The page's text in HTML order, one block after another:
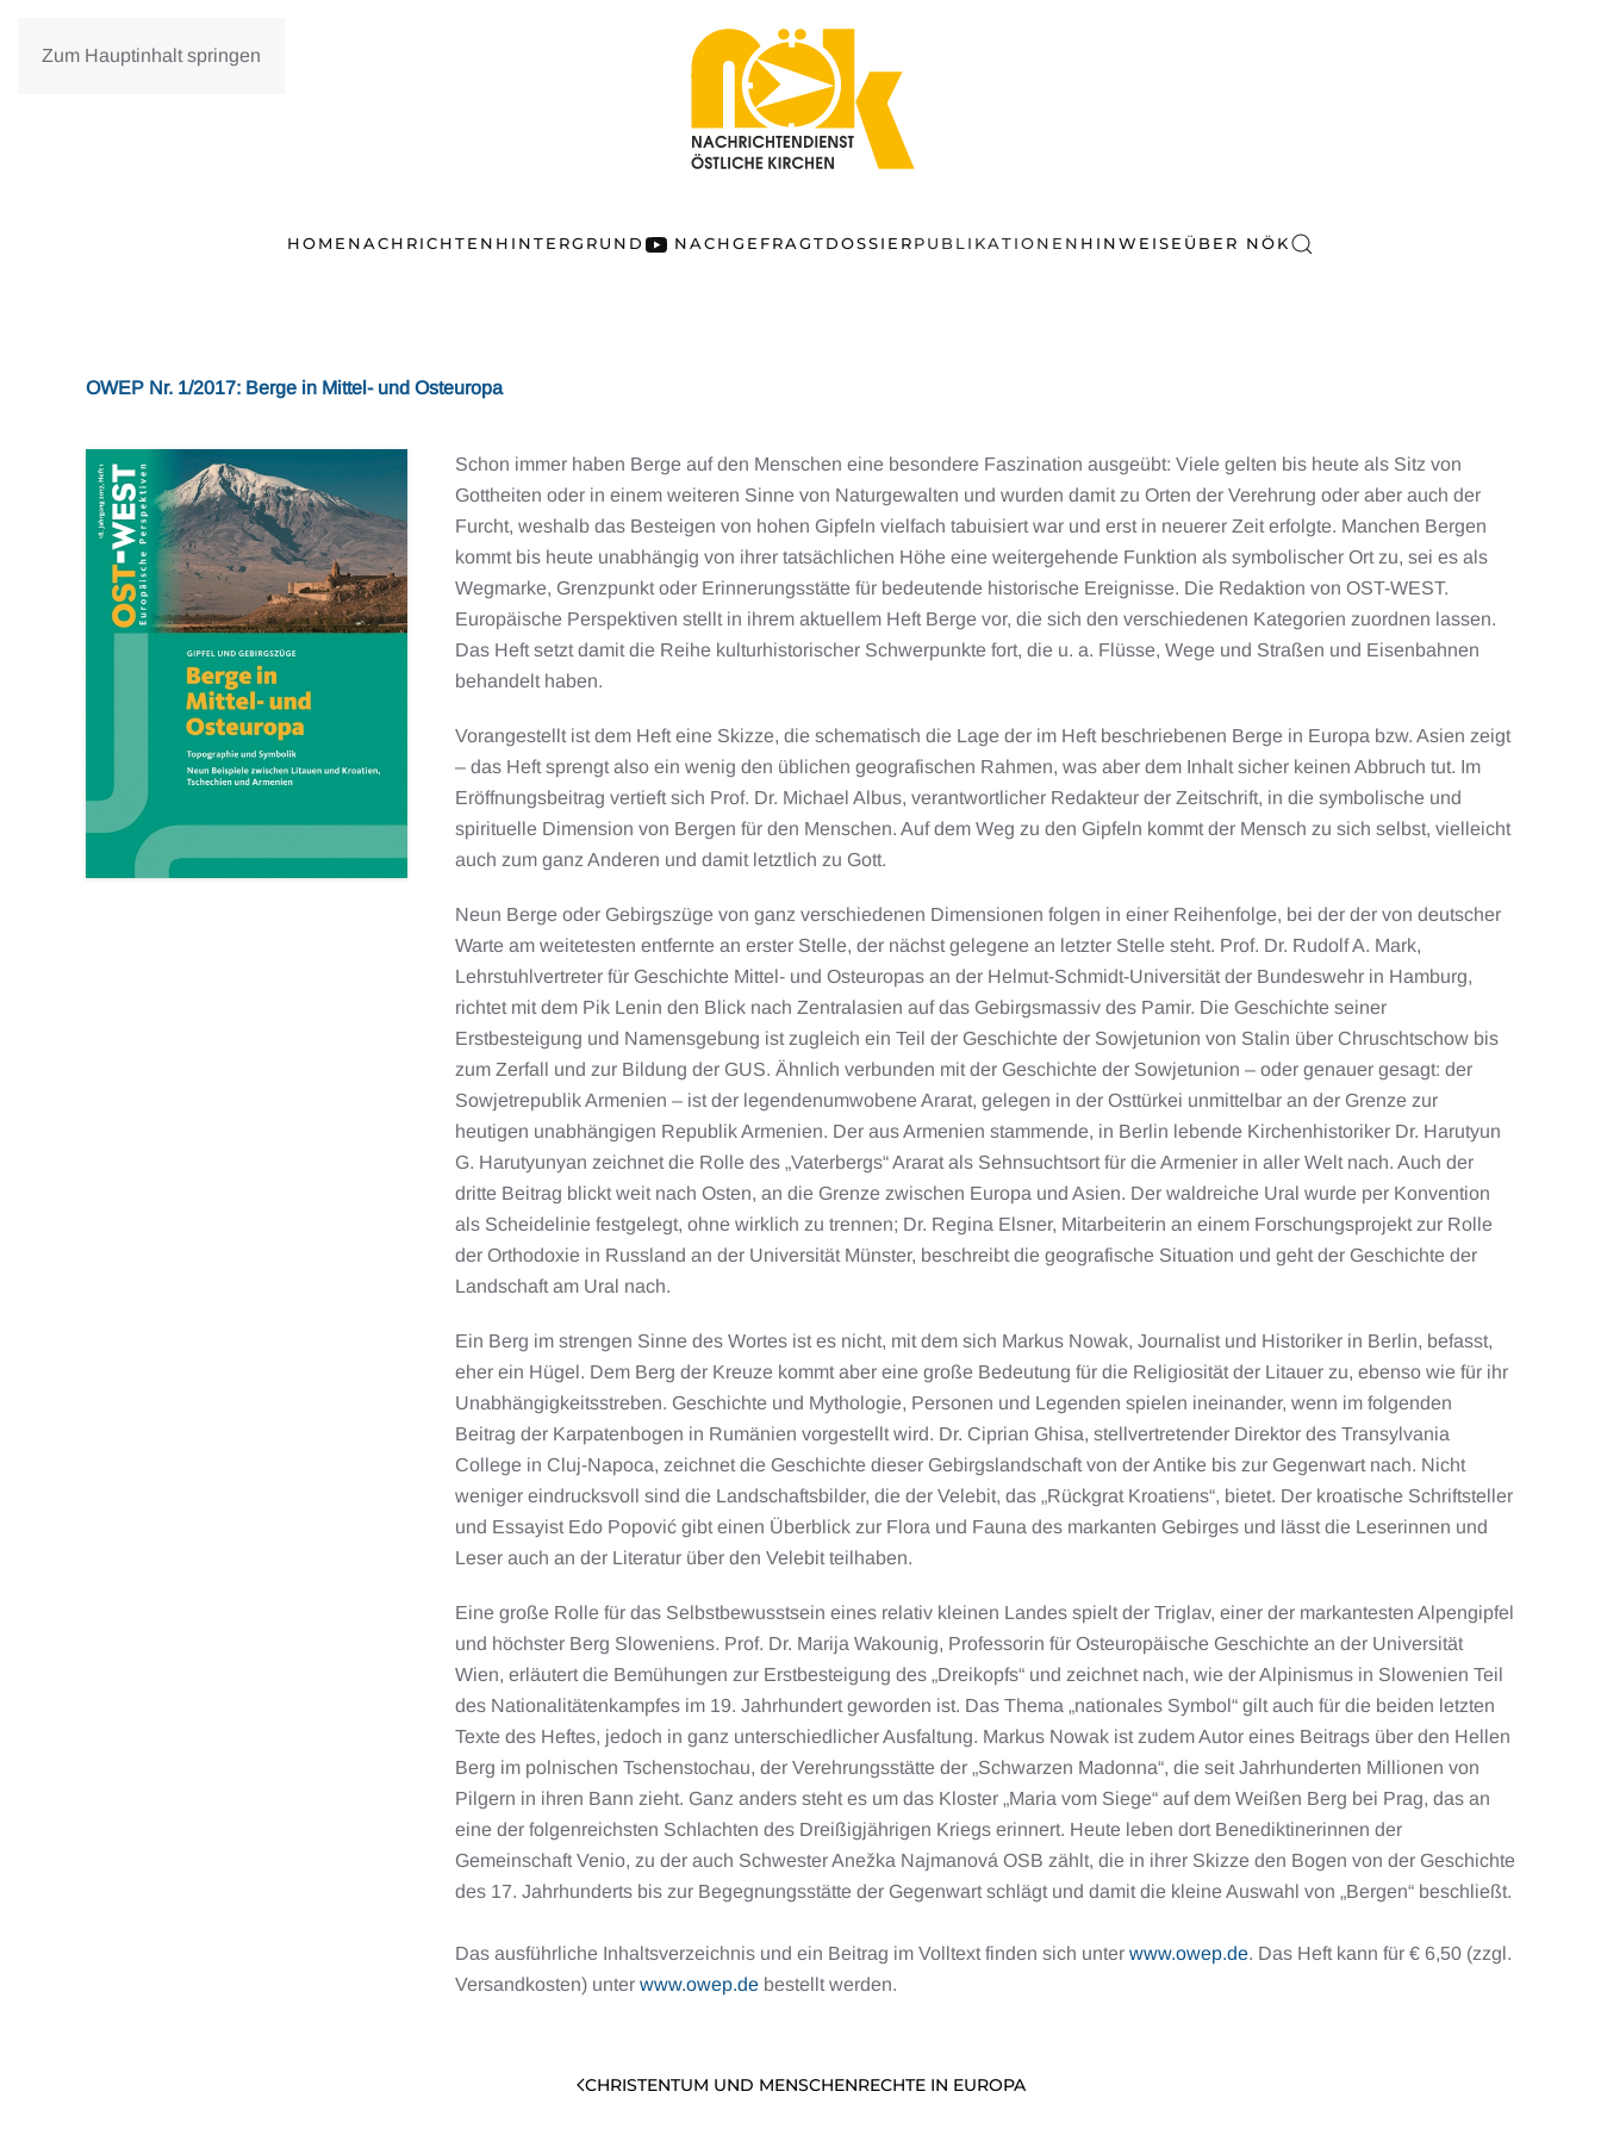
Zum Hauptinhalt springen
HOME NACHRICHTEN HINTERGRUND NACHGEFRAGTDOSSIERPUBLIKATIONEN HINWEISE ÜBER NÖK
OWEP Nr. 1/2017: Berge in Mittel- und Osteuropa
Schon immer haben Berge auf den Menschen eine besondere Faszination ausgeübt: Viele gelten bis heute als Sitz von
Gottheiten oder in einem weiteren Sinne von Naturgewalten und wurden damit zu Orten der Verehrung oder aber auch der
Furcht, weshalb das Besteigen von hohen Gipfeln vielfach tabuisiert war und erst in neuerer Zeit erfolgte. Manchen Bergen
kommt bis heute unabhängig von ihrer tatsächlichen Höhe eine weitergehende Funktion als symbolischer Ort zu, sei es als
Wegmarke, Grenzpunkt oder Erinnerungsstätte für bedeutende historische Ereignisse. Die Redaktion von OST-WEST.
Europäische Perspektiven stellt in ihrem aktuellem Heft Berge vor, die sich den verschiedenen Kategorien zuordnen lassen.
Das Heft setzt damit die Reihe kulturhistorischer Schwerpunkte fort, die u. a. Flüsse, Wege und Straßen und Eisenbahnen
behandelt haben.
Vorangestellt ist dem Heft eine Skizze, die schematisch die Lage der im Heft beschriebenen Berge in Europa bzw. Asien zeigt
– das Heft sprengt also ein wenig den üblichen geografischen Rahmen, was aber dem Inhalt sicher keinen Abbruch tut. Im
Eröffnungsbeitrag vertieft sich Prof. Dr. Michael Albus, verantwortlicher Redakteur der Zeitschrift, in die symbolische und
spirituelle Dimension von Bergen für den Menschen. Auf dem Weg zu den Gipfeln kommt der Mensch zu sich selbst, vielleicht
auch zum ganz Anderen und damit letztlich zu Gott.
Neun Berge oder Gebirgszüge von ganz verschiedenen Dimensionen folgen in einer Reihenfolge, bei der der von deutscher
Warte am weitetesten entfernte an erster Stelle, der nächst gelegene an letzter Stelle steht. Prof. Dr. Rudolf A. Mark,
Lehrstuhlvertreter für Geschichte Mittel- und Osteuropas an der Helmut-Schmidt-Universität der Bundeswehr in Hamburg,
richtet mit dem Pik Lenin den Blick nach Zentralasien auf das Gebirgsmassiv des Pamir. Die Geschichte seiner
Erstbesteigung und Namensgebung ist zugleich ein Teil der Geschichte der Sowjetunion von Stalin über Chruschtschow bis
zum Zerfall und zur Bildung der GUS. Ähnlich verbunden mit der Geschichte der Sowjetunion – oder genauer gesagt: der
Sowjetrepublik Armenien – ist der legendenumwobene Ararat, gelegen in der Osttürkei unmittelbar an der Grenze zur
heutigen unabhängigen Republik Armenien. Der aus Armenien stammende, in Berlin lebende Kirchenhistoriker Dr. Harutyun
G. Harutyunyan zeichnet die Rolle des „Vaterbergs“ Ararat als Sehnsuchtsort für die Armenier in aller Welt nach. Auch der
dritte Beitrag blickt weit nach Osten, an die Grenze zwischen Europa und Asien. Der waldreiche Ural wurde per Konvention
als Scheidelinie festgelegt, ohne wirklich zu trennen; Dr. Regina Elsner, Mitarbeiterin an einem Forschungsprojekt zur Rolle
der Orthodoxie in Russland an der Universität Münster, beschreibt die geografische Situation und geht der Geschichte der
Landschaft am Ural nach.
Ein Berg im strengen Sinne des Wortes ist es nicht, mit dem sich Markus Nowak, Journalist und Historiker in Berlin, befasst,
eher ein Hügel. Dem Berg der Kreuze kommt aber eine große Bedeutung für die Religiosität der Litauer zu, ebenso wie für ihr
Unabhängigkeitsstreben. Geschichte und Mythologie, Personen und Legenden spielen ineinander, wenn im folgenden
Beitrag der Karpatenbogen in Rumänien vorgestellt wird. Dr. Ciprian Ghisa, stellvertretender Direktor des Transylvania
College in Cluj-Napoca, zeichnet die Geschichte dieser Gebirgslandschaft von der Antike bis zur Gegenwart nach. Nicht
weniger eindrucksvoll sind die Landschaftsbilder, die der Velebit, das „Rückgrat Kroatiens“, bietet. Der kroatische Schriftsteller
und Essayist Edo Popović gibt einen Überblick zur Flora und Fauna des markanten Gebirges und lässt die Leserinnen und
Leser auch an der Literatur über den Velebit teilhaben.
Eine große Rolle für das Selbstbewusstsein eines relativ kleinen Landes spielt der Triglav, einer der markantesten Alpengipfel
und höchster Berg Sloweniens. Prof. Dr. Marija Wakounig, Professorin für Osteuropäische Geschichte an der Universität
Wien, erläutert die Bemühungen zur Erstbesteigung des „Dreikopfs“ und zeichnet nach, wie der Alpinismus in Slowenien Teil
des Nationalitätenkampfes im 19. Jahrhundert geworden ist. Das Thema „nationales Symbol“ gilt auch für die beiden letzten
Texte des Heftes, jedoch in ganz unterschiedlicher Ausfaltung. Markus Nowak ist zudem Autor eines Beitrags über den Hellen
Berg im polnischen Tschenstochau, der Verehrungsstätte der „Schwarzen Madonna“, die seit Jahrhunderten Millionen von
Pilgern in ihren Bann zieht. Ganz anders steht es um das Kloster „Maria vom Siege“ auf dem Weißen Berg bei Prag, das an
eine der folgenreichsten Schlachten des Dreißigjährigen Kriegs erinnert. Heute leben dort Benediktinerinnen der
Gemeinschaft Venio, zu der auch Schwester Anežka Najmanová OSB zählt, die in ihrer Skizze den Bogen von der Geschichte
des 17. Jahrhunderts bis zur Begegnungsstätte der Gegenwart schlägt und damit die kleine Auswahl von „Bergen“ beschließt.
Das ausführliche Inhaltsverzeichnis und ein Beitrag im Volltext finden sich unter www.owep.de. Das Heft kann für € 6,50 (zzgl.
Versandkosten) unter www.owep.de bestellt werden.
CHRISTENTUM UND MENSCHENRECHTE IN EUROPA